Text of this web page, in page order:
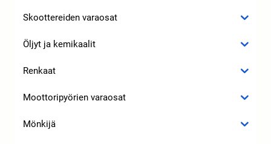
Skoottereiden varaosat
Öljyt ja kemikaalit
Renkaat
Moottoripyörien varaosat
Mönkijä